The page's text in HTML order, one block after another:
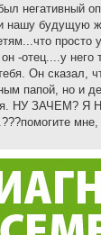
негативный
нашу будущую
отец....у него
Он
папой, но и
НУ ЗАЧЕМ?